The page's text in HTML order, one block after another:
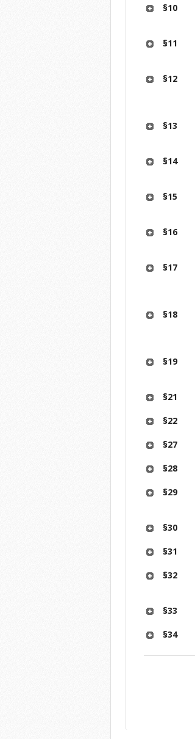
§10
§11
§12
§13
§14
§15
§16
§17
§18
§19
§21
§22
§27
§28
§29
§30
§31
§32
§33
§34